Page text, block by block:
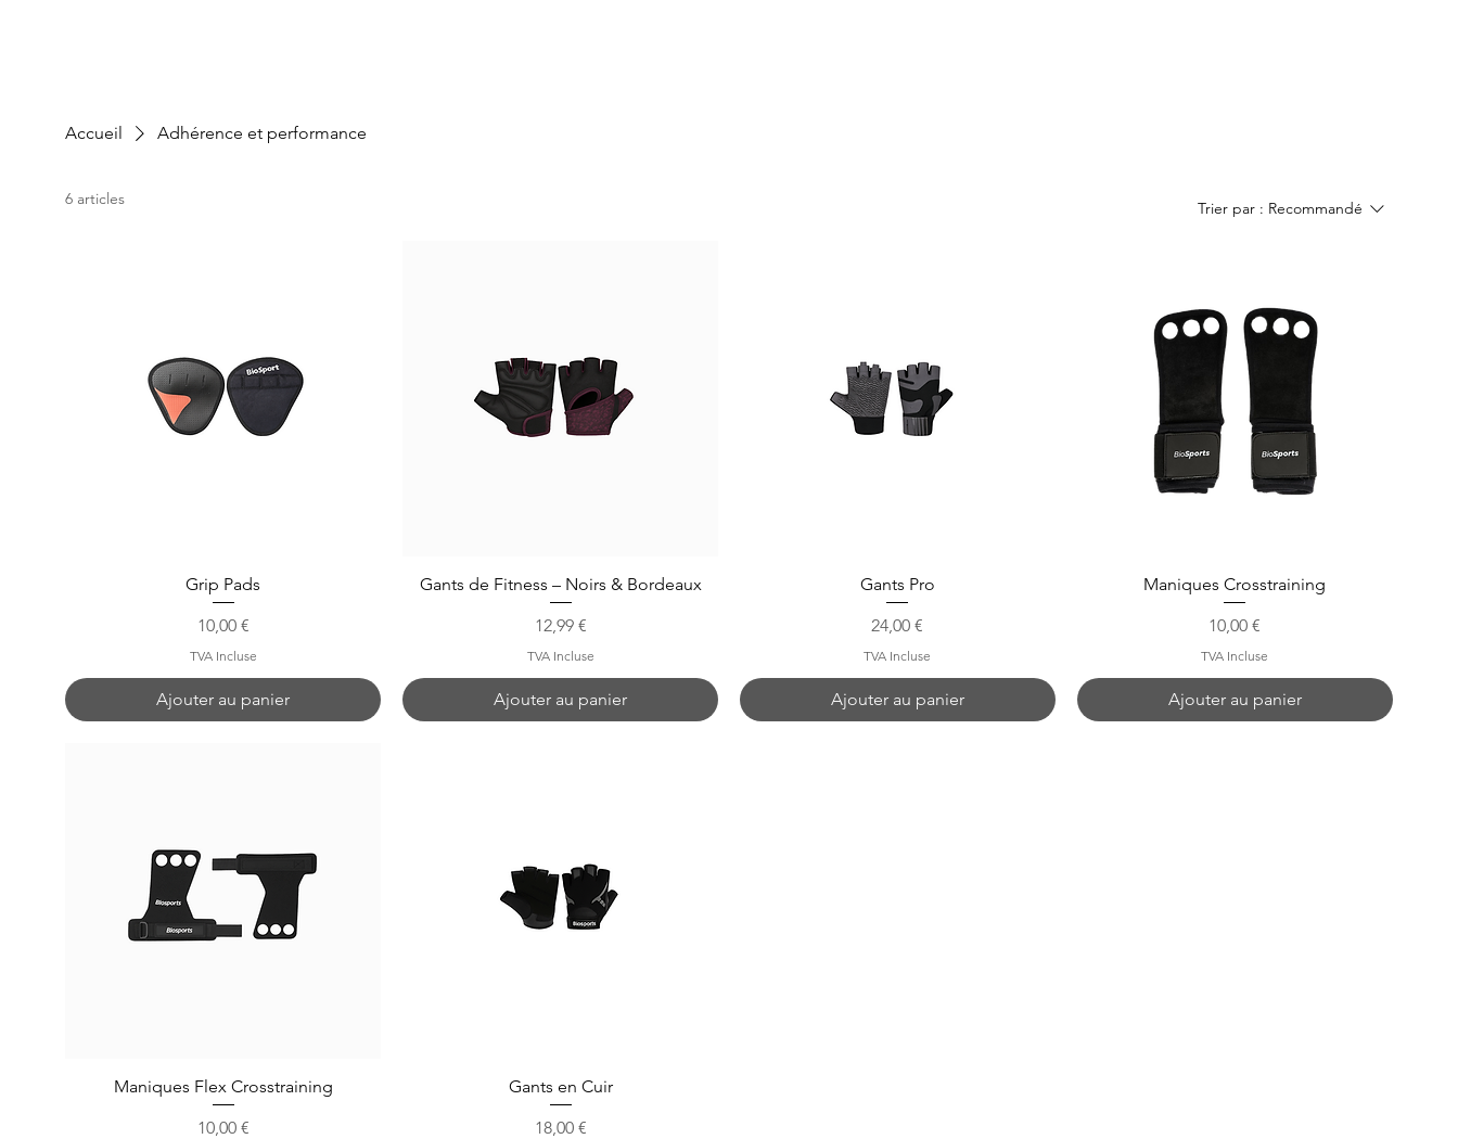
Accueil Adhérence et performance
6 articles Trier par : Recommandé
Grip Pads
Prix
10,00 €
TVA Incluse
Ajouter au panier
Gants de Fitness – Noirs & Bordeaux
Prix
12,99 €
TVA Incluse
Ajouter au panier
Gants Pro
Prix
24,00 €
TVA Incluse
Ajouter au panier
Maniques Crosstraining
Prix
10,00 €
TVA Incluse
Ajouter au panier
Maniques Flex Crosstraining
Prix
10,00 €
Gants en Cuir
Prix
18,00 €